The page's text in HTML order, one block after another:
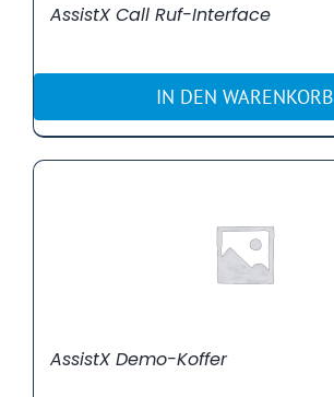
AssistX Call Ruf-Interface
IN DEN WARENKORB
AssistX Demo-Koffer